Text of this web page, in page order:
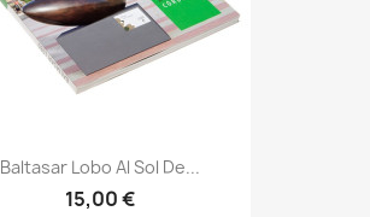
Baltasar Lobo Al Sol De...
15,00 €